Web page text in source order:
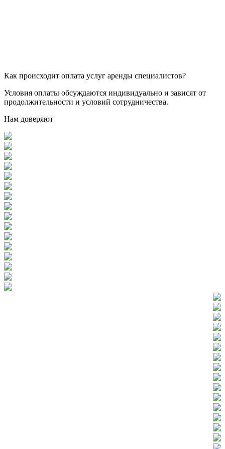
Как происходит оплата услуг аренды специалистов?
Условия оплаты обсуждаются индивидуально и зависят от
продолжительности и условий сотрудничества.
Нам доверяют